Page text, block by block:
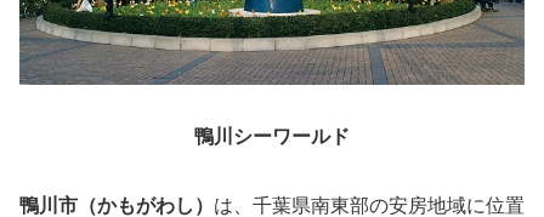
鴨川シーワールド
鴨川市（かもがわし） は、千葉県南東部の安房地域に位置